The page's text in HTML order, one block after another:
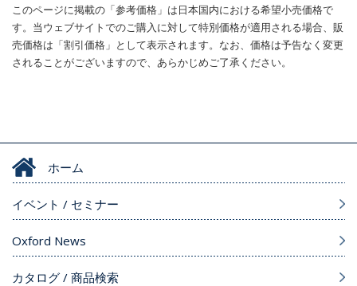
このページに掲載の「参考価格」は日本国内における希望小売価格で
す。当ウェブサイトでのご購入に対して特別価格が適用される場合、販
売価格は「割引価格」として表示されます。なお、価格は予告なく変更
されることがございますので、あらかじめご了承ください。
ホーム
イベント / セミナー
Oxford News
カタログ / 商品検索